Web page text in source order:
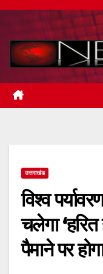
Skip
content
उत्तराखंड
विश्व
चलेगा ‘हरित
पैमाने पर